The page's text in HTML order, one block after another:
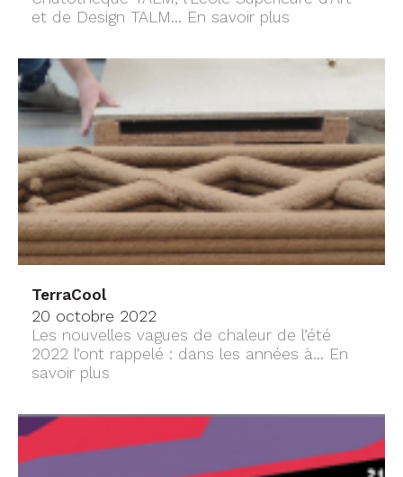
et de Design TALM... En savoir plus
TerraCool
20 octobre 2022
Les nouvelles vagues de chaleur de l’été
2022 l’ont rappelé : dans les années à... En
savoir plus